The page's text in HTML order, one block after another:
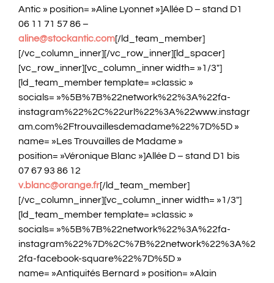
Antic » position= »Aline Lyonnet »]Allée D – stand D1
06 11 71 57 86 –
aline@stockantic.com[/ld_team_member]
[/vc_column_inner][/vc_row_inner][ld_spacer]
[vc_row_inner][vc_column_inner width= »1/3″]
[ld_team_member template= »classic »
socials= »%5B%7B%22network%22%3A%22fa-
instagram%22%2C%22url%22%3A%22www.instagr
am.com%2Ftrouvaillesdemadame%22%7D%5D »
name= »Les Trouvailles de Madame »
position= »Véronique Blanc »]Allée D – stand D1 bis
07 67 93 86 12
v.blanc@orange.fr[/ld_team_member]
[/vc_column_inner][vc_column_inner width= »1/3″]
[ld_team_member template= »classic »
socials= »%5B%7B%22network%22%3A%22fa-
instagram%22%7D%2C%7B%22network%22%3A%2
2fa-facebook-square%22%7D%5D »
name= »Antiquités Bernard » position= »Alain